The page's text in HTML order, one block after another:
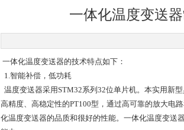
一体化温度变送
一体化温度变送器的技术特点如下：
1.智能补偿，低功耗
温度变送器采用STM32系列32位单片机。本实用新
高精度、高稳定性的PT100型，通过高可靠的放大电
化温度变送器的品质和很好的性能。一体化温度变送